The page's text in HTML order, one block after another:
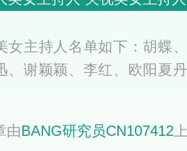
女主持人名单如下：胡蝶
、谢颖颖、李红、欧阳夏
由BANG研究员CN107412